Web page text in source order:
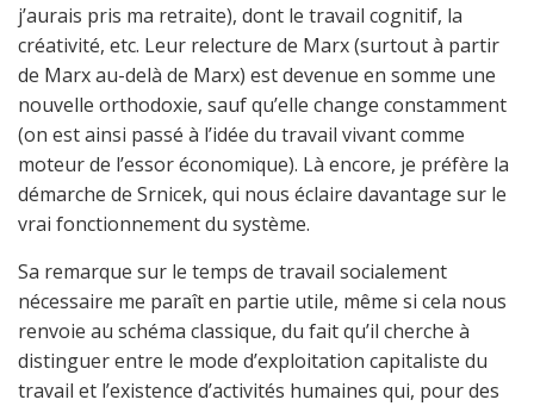
j’aurais pris ma retraite), dont le travail cognitif, la
créativité, etc. Leur relecture de Marx (surtout à partir
de Marx au-delà de Marx) est devenue en somme une
nouvelle orthodoxie, sauf qu’elle change constamment
(on est ainsi passé à l’idée du travail vivant comme
moteur de l’essor économique). Là encore, je préfère la
démarche de Srnicek, qui nous éclaire davantage sur le
vrai fonctionnement du système.
Sa remarque sur le temps de travail socialement
nécessaire me paraît en partie utile, même si cela nous
renvoie au schéma classique, du fait qu’il cherche à
distinguer entre le mode d’exploitation capitaliste du
travail et l’existence d’activités humaines qui, pour des